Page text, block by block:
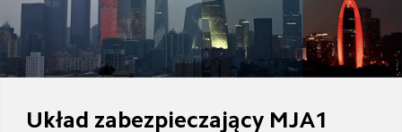
Układ zabezpieczający MJA1